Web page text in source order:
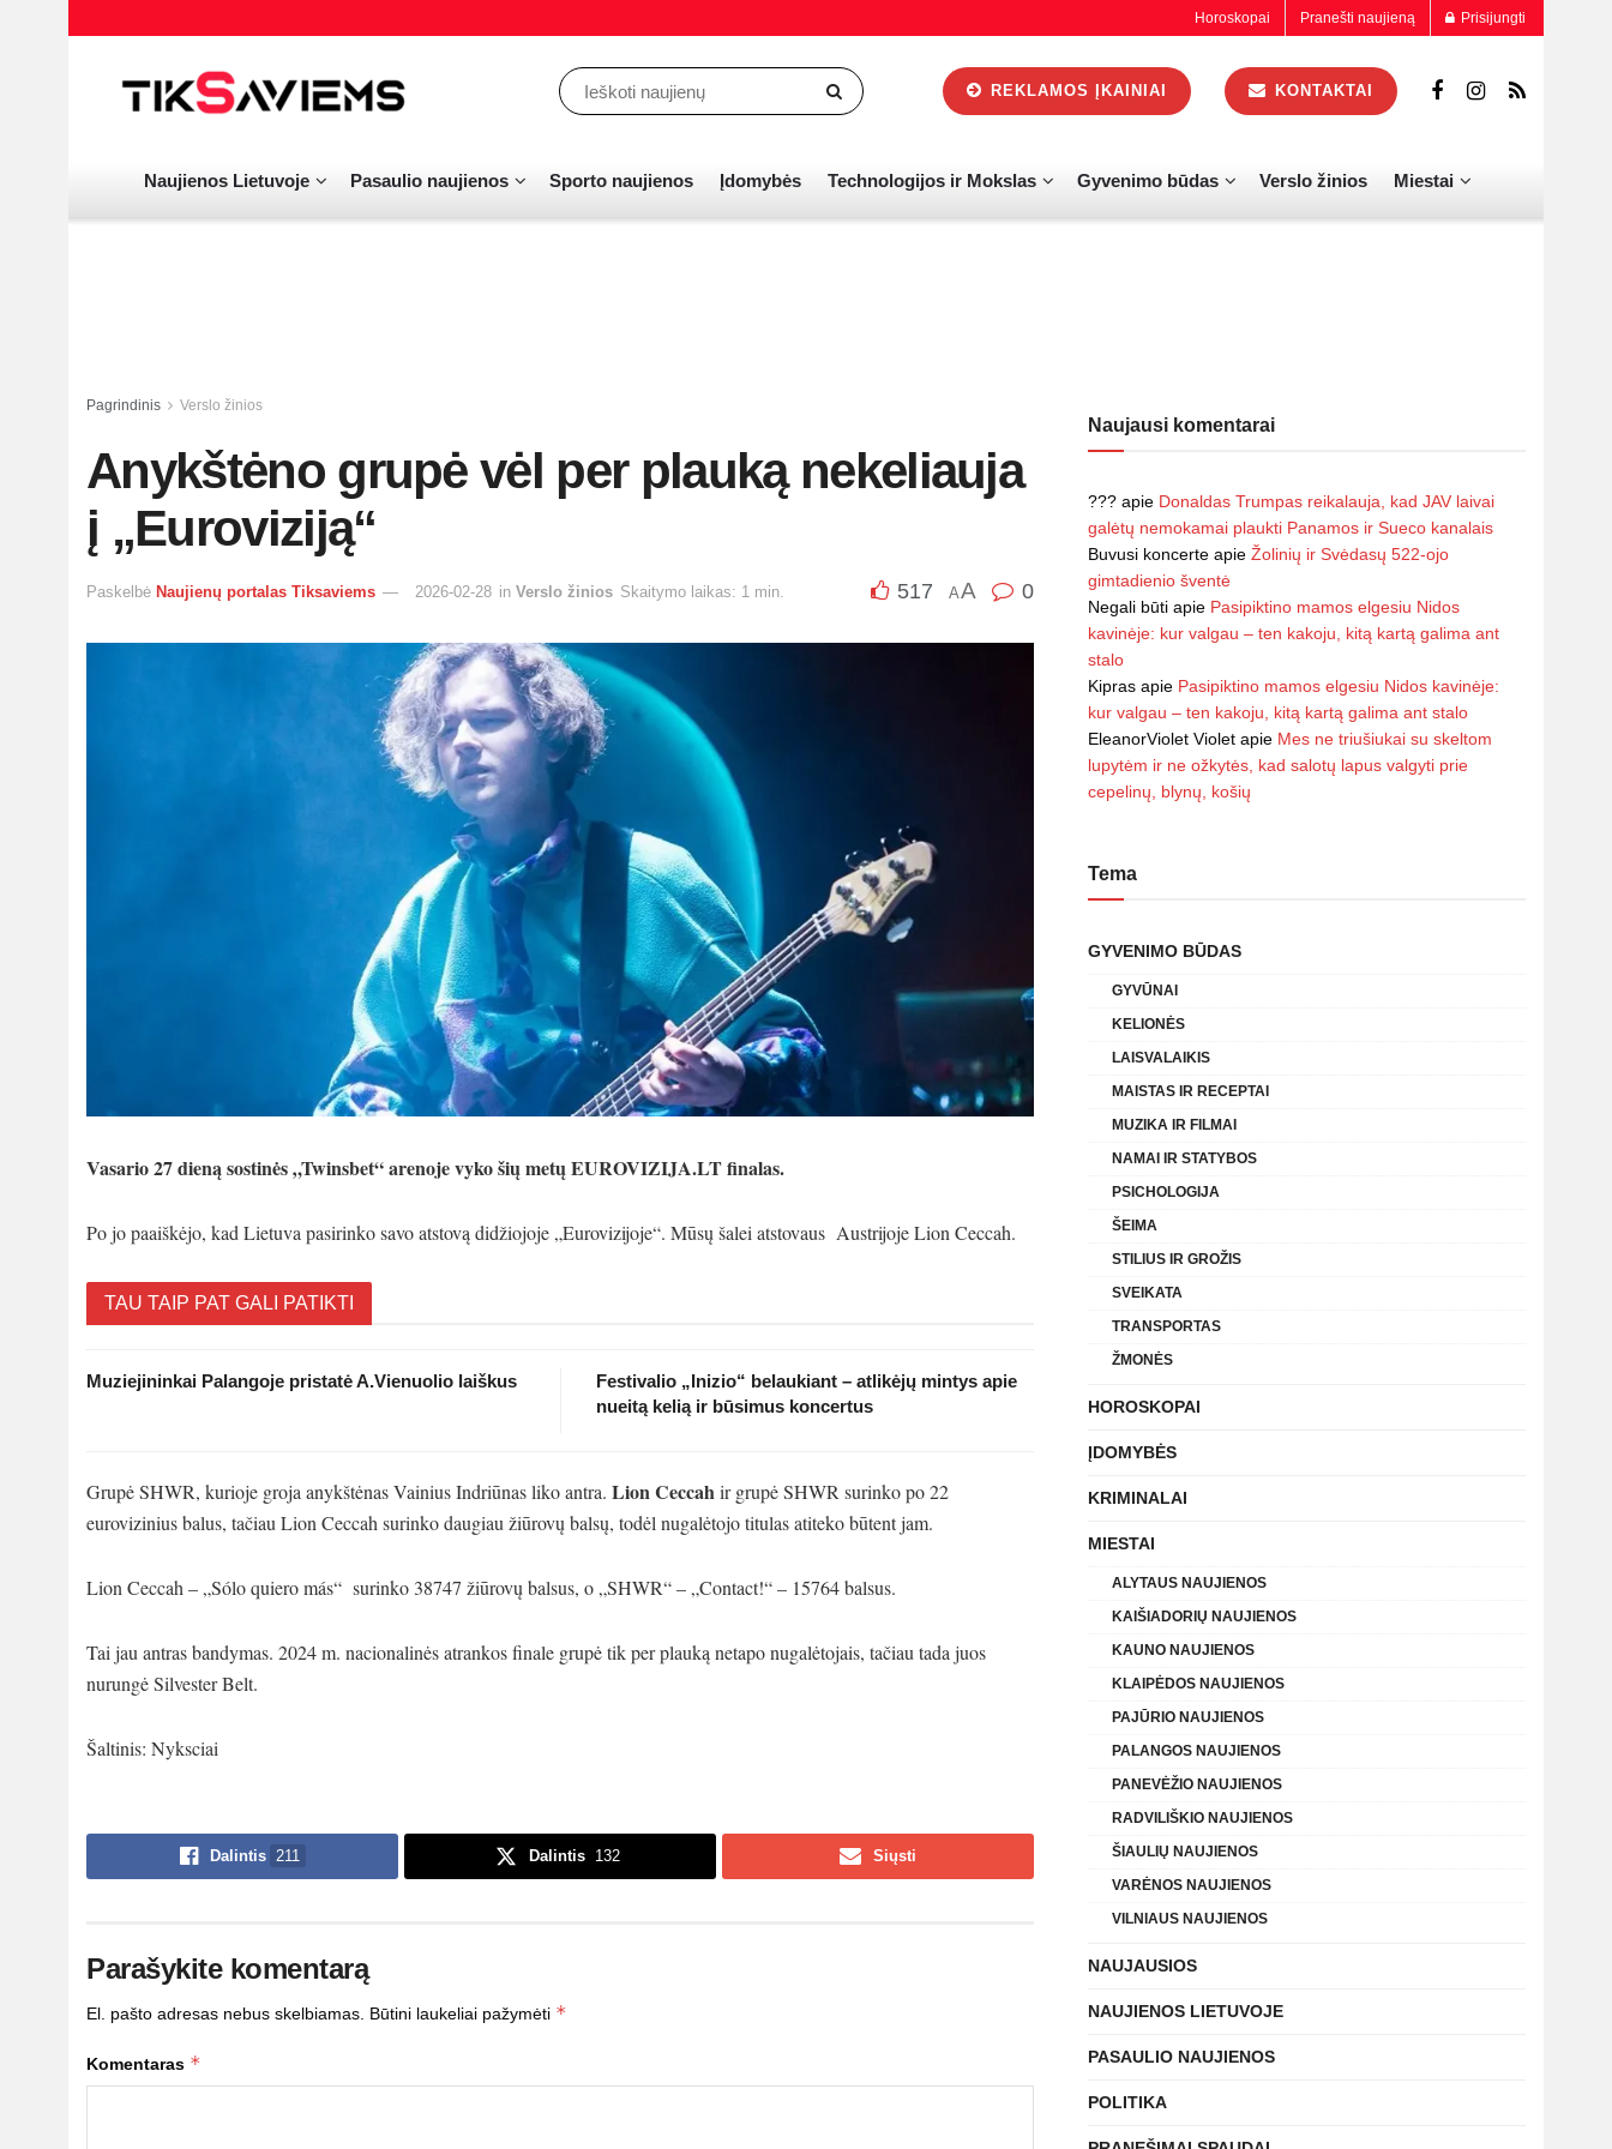
Horoskopai Pranešti naujieną Prisijungti
REKLAMOS ĮKAINIAI KONTAKTAI
Naujienos Lietuvoje Pasaulio naujienos Sporto naujienos Įdomybės Technologijos ir Mokslas Gyvenimo būdas Verslo žinios Miestai
Pagrindinis Verslo žinios
Anykštėno grupė vėl per plauką nekeliauja
į „Euroviziją“
Paskelbė Naujienų portalas Tiksaviems 2026-02-28 in Verslo žinios Skaitymo laikas: 1 min. 517 AA 0
Vasario 27 dieną sostinės „Twinsbet“ arenoje vyko šių metų EUROVIZIJA.LT finalas.
Po jo paaiškėjo, kad Lietuva pasirinko savo atstovą didžiojoje „Eurovizijoje“. Mūsų šalei atstovaus Austrijoje Lion Ceccah.
TAU TAIP PAT GALI PATIKTI
Muziejininkai Palangoje pristatė A.Vienuolio laiškus
Festivalio „Inizio“ belaukiant – atlikėjų mintys apie
nueitą kelią ir būsimus koncertus
Grupė SHWR, kurioje groja anykštėnas Vainius Indriūnas liko antra. Lion Ceccahir grupė SHWR surinko po 22
eurovizinius balus, tačiau Lion Ceccah surinko daugiau žiūrovų balsų, todėl nugalėtojo titulas atiteko būtent jam.
Lion Ceccah – „Sólo quiero más“ surinko 38747 žiūrovų balsus, o „SHWR“ – „Contact!“ – 15764 balsus.
Tai jau antras bandymas. 2024 m. nacionalinės atrankos finale grupė tik per plauką netapo nugalėtojais, tačiau tada juos
nurungė Silvester Belt.
Šaltinis: Nyksciai
Dalintis 211 Dalintis 132 Siųsti
Parašykite komentarą
El. pašto adresas nebus skelbiamas. Būtini laukeliai pažymėti *
Komentaras *
Naujausi komentarai
??? apie Donaldas Trumpas reikalauja, kad JAV laivai
galėtų nemokamai plaukti Panamos ir Sueco kanalais
Buvusi koncerte apie Žolinių ir Svėdasų 522-ojo
gimtadienio šventė
Negali būti apie Pasipiktino mamos elgesiu Nidos
kavinėje: kur valgau – ten kakoju, kitą kartą galima ant
stalo
Kipras apie Pasipiktino mamos elgesiu Nidos kavinėje:
kur valgau – ten kakoju, kitą kartą galima ant stalo
EleanorViolet Violet apie Mes ne triušiukai su skeltom
lupytėm ir ne ožkytės, kad salotų lapus valgyti prie
cepelinų, blynų, košių
Tema
GYVENIMO BŪDAS
GYVŪNAI
KELIONĖS
LAISVALAIKIS
MAISTAS IR RECEPTAI
MUZIKA IR FILMAI
NAMAI IR STATYBOS
PSICHOLOGIJA
ŠEIMA
STILIUS IR GROŽIS
SVEIKATA
TRANSPORTAS
ŽMONĖS
HOROSKOPAI
ĮDOMYBĖS
KRIMINALAI
MIESTAI
ALYTAUS NAUJIENOS
KAIŠIADORIŲ NAUJIENOS
KAUNO NAUJIENOS
KLAIPĖDOS NAUJIENOS
PAJŪRIO NAUJIENOS
PALANGOS NAUJIENOS
PANEVĖŽIO NAUJIENOS
RADVILIŠKIO NAUJIENOS
ŠIAULIŲ NAUJIENOS
VARĖNOS NAUJIENOS
VILNIAUS NAUJIENOS
NAUJAUSIOS
NAUJIENOS LIETUVOJE
PASAULIO NAUJIENOS
POLITIKA